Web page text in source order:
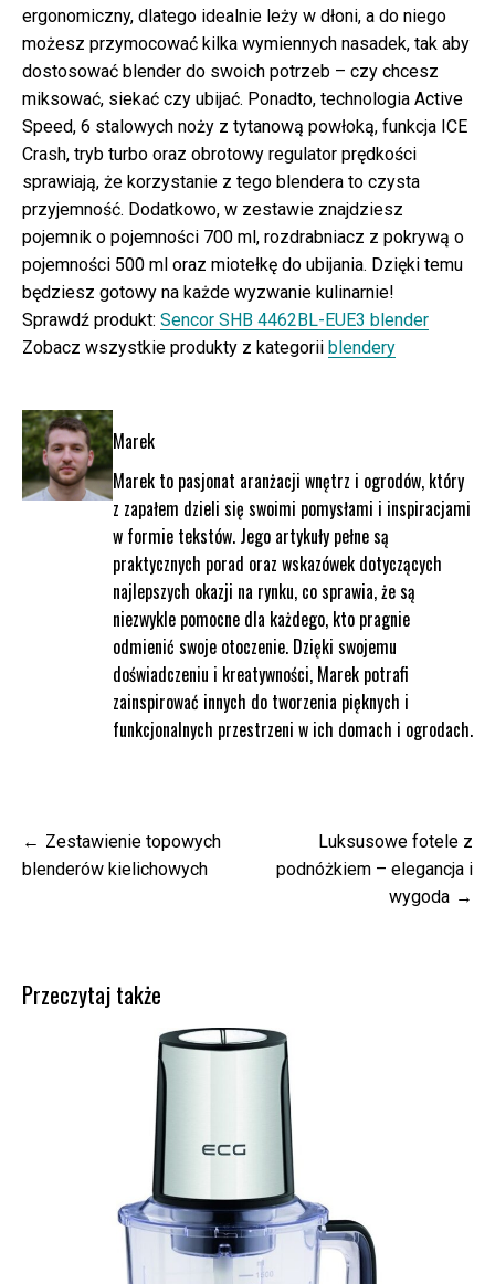
ergonomiczny, dlatego idealnie leży w dłoni, a do niego
możesz przymocować kilka wymiennych nasadek, tak aby
dostosować blender do swoich potrzeb – czy chcesz
miksować, siekać czy ubijać. Ponadto, technologia Active
Speed, 6 stalowych noży z tytanową powłoką, funkcja ICE
Crash, tryb turbo oraz obrotowy regulator prędkości
sprawiają, że korzystanie z tego blendera to czysta
przyjemność. Dodatkowo, w zestawie znajdziesz
pojemnik o pojemności 700 ml, rozdrabniacz z pokrywą o
pojemności 500 ml oraz miotełkę do ubijania. Dzięki temu
będziesz gotowy na każde wyzwanie kulinarnie!
Sprawdź produkt: Sencor SHB 4462BL-EUE3 blender
Zobacz wszystkie produkty z kategorii blendery
Marek
Marek to pasjonat aranżacji wnętrz i ogrodów, który
z zapałem dzieli się swoimi pomysłami i inspiracjami
w formie tekstów. Jego artykuły pełne są
praktycznych porad oraz wskazówek dotyczących
najlepszych okazji na rynku, co sprawia, że są
niezwykle pomocne dla każdego, kto pragnie
odmienić swoje otoczenie. Dzięki swojemu
doświadczeniu i kreatywności, Marek potrafi
zainspirować innych do tworzenia pięknych i
funkcjonalnych przestrzeni w ich domach i ogrodach.
Nawigacja
wpisu
Zestawienie topowych
blenderów kielichowych
Luksusowe fotele z
podnóżkiem – elegancja i
wygoda
Przeczytaj także